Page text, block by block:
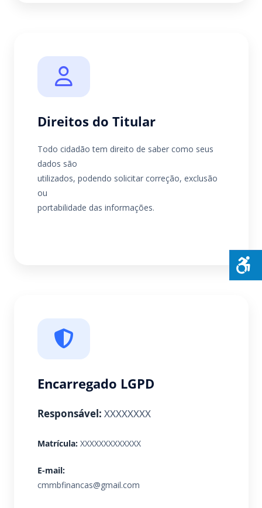
Direitos do Titular
Todo cidadão tem direito de saber como seus
dados são
utilizados, podendo solicitar correção, exclusão
ou
portabilidade das informações.
Encarregado LGPD
Responsável: XXXXXXXX
Matrícula:XXXXXXXXXXXXX
E-mail:
cmmbfinancas@gmail.com